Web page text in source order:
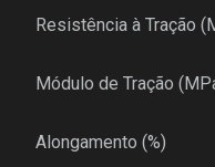
Resistência à Tração
Módulo de Tração
Alongamento (%)